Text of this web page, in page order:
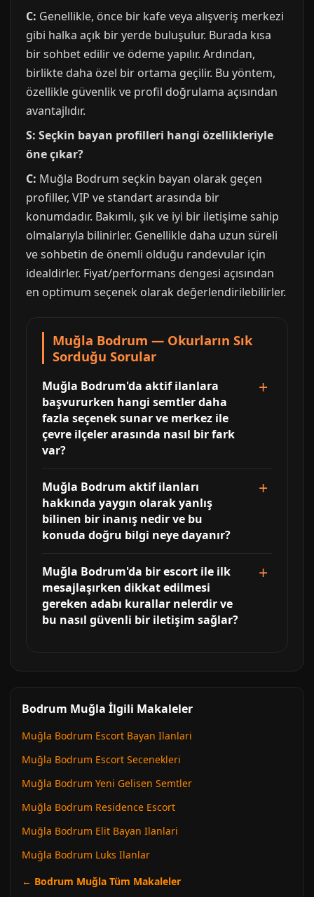
C: Genellikle, önce bir kafe veya alışveriş merkezi
gibi halka açık bir yerde buluşulur. Burada kısa
bir sohbet edilir ve ödeme yapılır. Ardından,
birlikte daha özel bir ortama geçilir. Bu yöntem,
özellikle güvenlik ve profil doğrulama açısından
avantajlıdır.
S: Seçkin bayan profilleri hangi özellikleriyle
öne çıkar?
C: Muğla Bodrum seçkin bayan olarak geçen
profiller, VIP ve standart arasında bir
konumdadır. Bakımlı, şık ve iyi bir iletişime sahip
olmalarıyla bilinirler. Genellikle daha uzun süreli
ve sohbetin de önemli olduğu randevular için
idealdirler. Fiyat/performans dengesi açısından
en optimum seçenek olarak değerlendirilebilirler.
Muğla Bodrum — Okurların Sık
Sorduğu Sorular
Muğla Bodrum'da aktif ilanlara
başvururken hangi semtler daha
fazla seçenek sunar ve merkez ile
çevre ilçeler arasında nasıl bir fark
var?
Muğla Bodrum aktif ilanları
hakkında yaygın olarak yanlış
bilinen bir inanış nedir ve bu
konuda doğru bilgi neye dayanır?
Muğla Bodrum'da bir escort ile ilk
mesajlaşırken dikkat edilmesi
gereken adabı kurallar nelerdir ve
bu nasıl güvenli bir iletişim sağlar?
Bodrum Muğla İlgili Makaleler
Muğla Bodrum Escort Bayan Ilanlari
Muğla Bodrum Escort Secenekleri
Muğla Bodrum Yeni Gelisen Semtler
Muğla Bodrum Residence Escort
Muğla Bodrum Elit Bayan Ilanlari
Muğla Bodrum Luks Ilanlar
← Bodrum Muğla Tüm Makaleler